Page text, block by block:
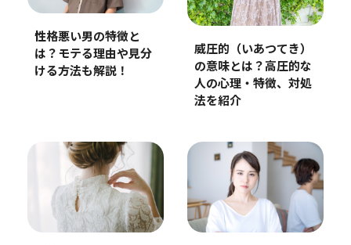
性格悪い男の特徴と
は？モテる理由や見分
ける方法も解説！
威圧的（いあつてき）
の意味とは？高圧的な
人の心理・特徴、対処
法を紹介